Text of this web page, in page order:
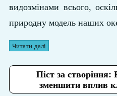
видозмінами всього,
природну модель наших
Читати далі
Піст за
зменшити вплив